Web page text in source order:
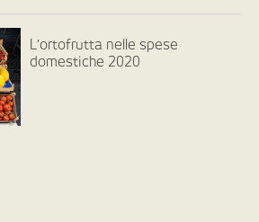
L’ortofrutta nelle spese
domestiche 2020